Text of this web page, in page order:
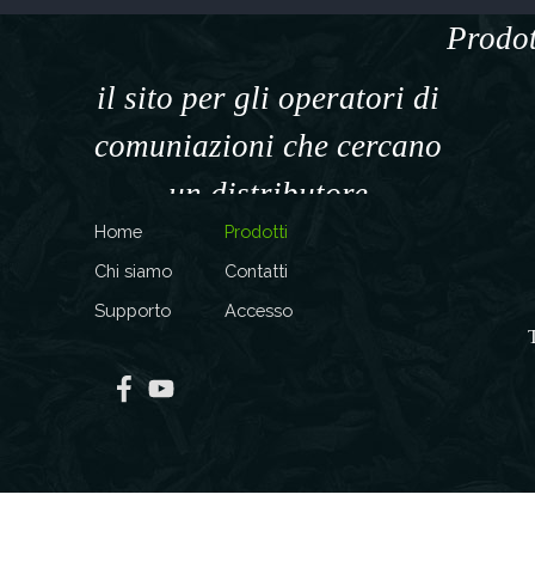
il sito per gli operatori di
comuniazioni che cercano
un distributore
specializzato
Home
Prodotti
Chi siamo
Contatti
Supporto
Accesso